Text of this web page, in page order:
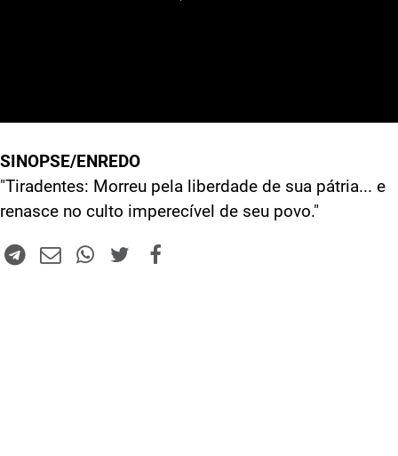
SINOPSE/ENREDO
"Tiradentes: Morreu pela liberdade de sua pátria... e
renasce no culto imperecível de seu povo."